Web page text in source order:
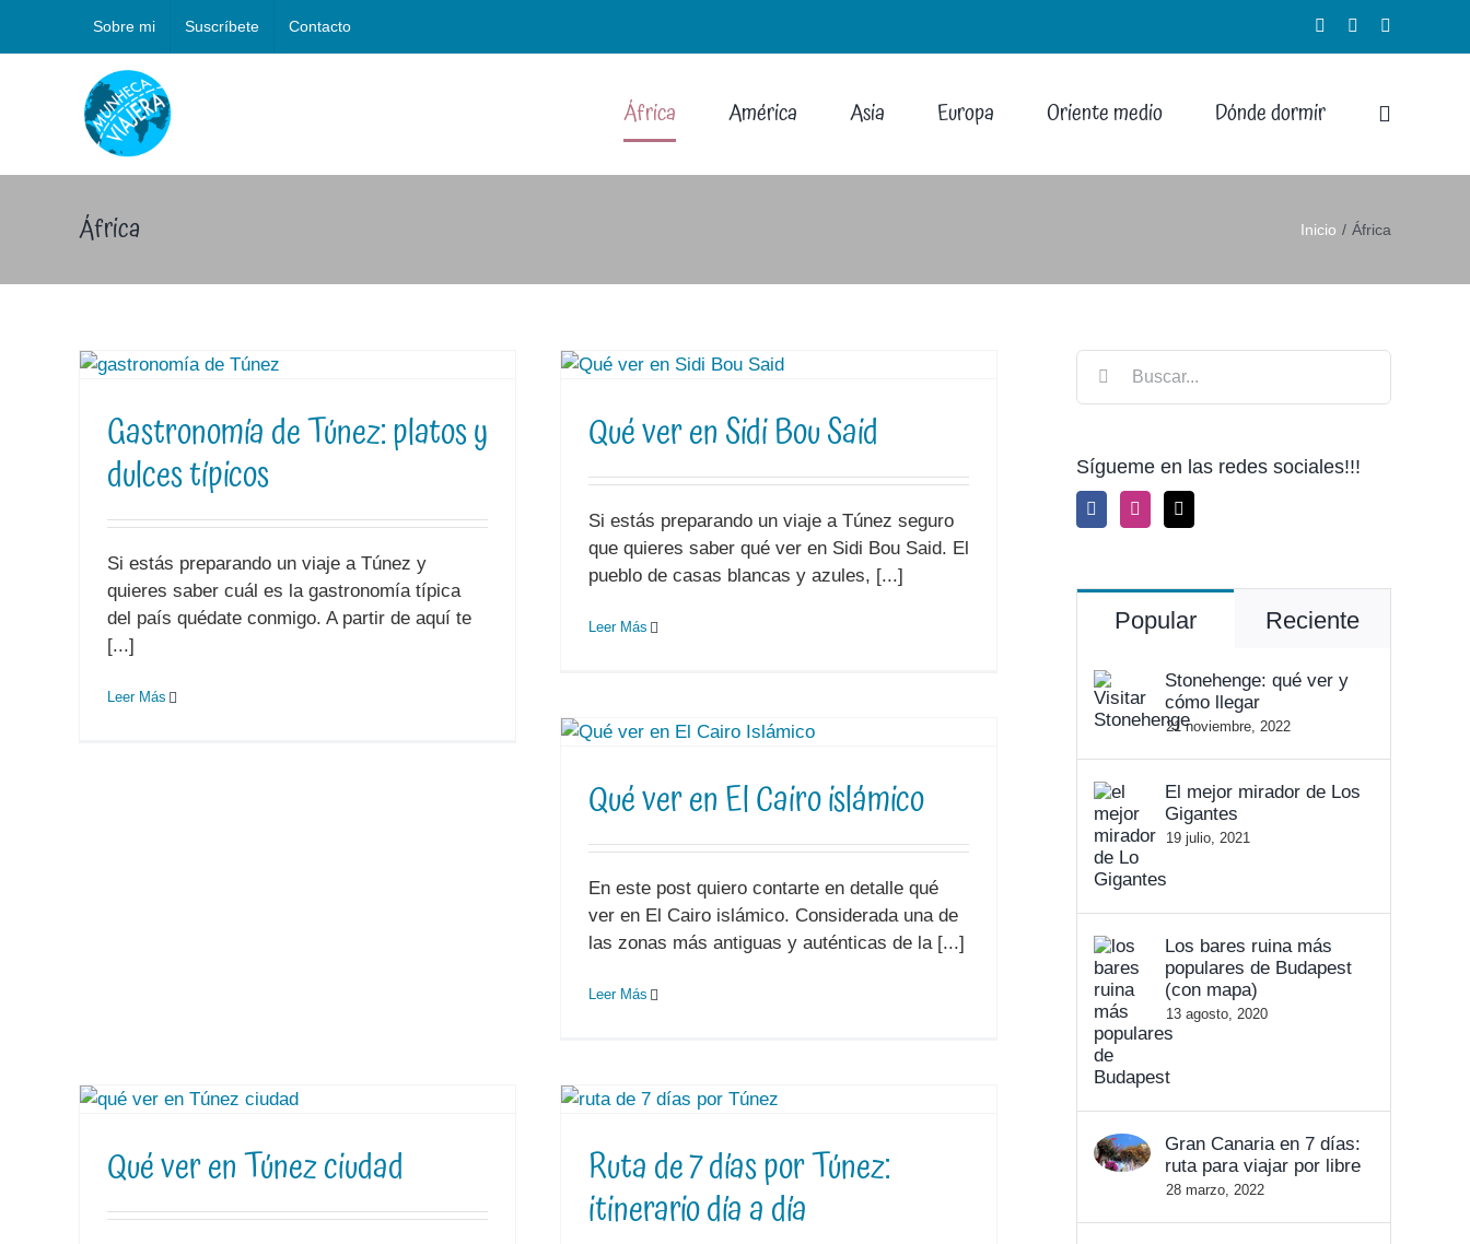
Sobre mi Suscríbete Contacto FacebookInstagram
África América Asia Europa Oriente medio Dónde dormir
África Inicio África
Gastronomía de Túnez: platos y
dulces típicos
Si estás preparando un viaje a Túnez y
quieres saber cuál es la gastronomía típica
del país quédate conmigo. A partir de aquí te
[...]
Leer Más
Qué ver en Sidi Bou Said
Si estás preparando un viaje a Túnez seguro
que quieres saber qué ver en Sidi Bou Said. El
pueblo de casas blancas y azules, [...]
Leer Más
Qué ver en El Cairo islámico
En este post quiero contarte en detalle qué
ver en El Cairo islámico. Considerada una de
las zonas más antiguas y auténticas de la [...]
Leer Más
Qué ver en Túnez ciudad Ruta de 7 días por Túnez:
itinerario día a día
Sígueme en las redes sociales!!!
Popular Reciente
Stonehenge: qué ver y
cómo llegar
21 noviembre, 2022
El mejor mirador de Los
Gigantes
19 julio, 2021
Los bares ruina más
populares de Budapest
(con mapa)
13 agosto, 2020
Gran Canaria en 7 días:
ruta para viajar por libre
28 marzo, 2022